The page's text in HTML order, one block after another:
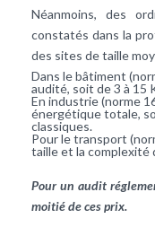
Néanmoins, des
constatés dans la
des sites de taille
Dans le bâtiment
audité, soit de 3 à 15
En industrie (norme
énergétique totale,
classiques.
Pour le transport
taille et la complexité
Pour un audit
moitié de ces prix.